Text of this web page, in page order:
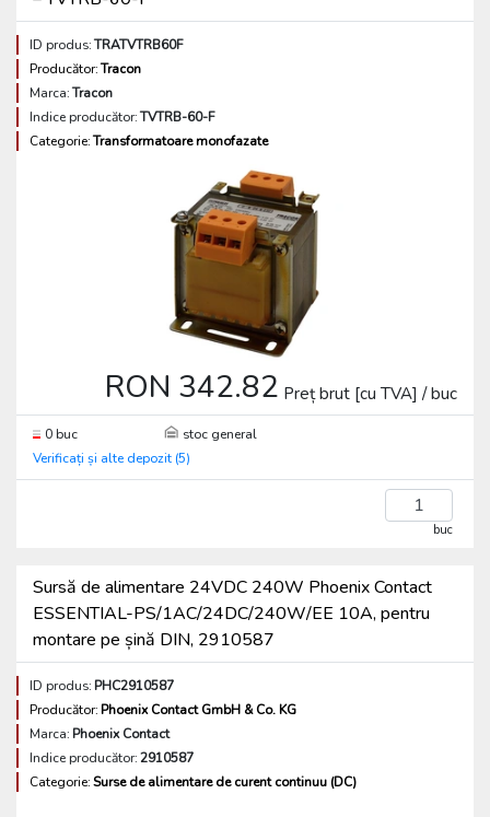
ID produs:TRATVTRB60F
Producător:Tracon
Marca:Tracon
Indice producător:TVTRB-60-F
Categorie:Transformatoare monofazate
RON 342.82 Preț brut [cu TVA] / buc
0 buc
stoc general
Verificați și alte depozit (5)
buc
Sursă de alimentare 24VDC 240W Phoenix Contact
ESSENTIAL-PS/1AC/24DC/240W/EE 10A, pentru
montare pe șină DIN, 2910587
ID produs:PHC2910587
Producător:Phoenix Contact GmbH & Co. KG
Marca:Phoenix Contact
Indice producător:2910587
Categorie:Surse de alimentare de curent continuu (DC)